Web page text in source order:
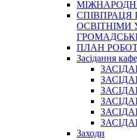
СПІВПРАЦЯ
ОСВІТНІМИ
ПЛАН
Засідання
Заходи